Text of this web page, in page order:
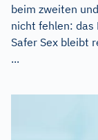
beim zweiten
nicht fehlen: das
Safer Sex bleibt
...